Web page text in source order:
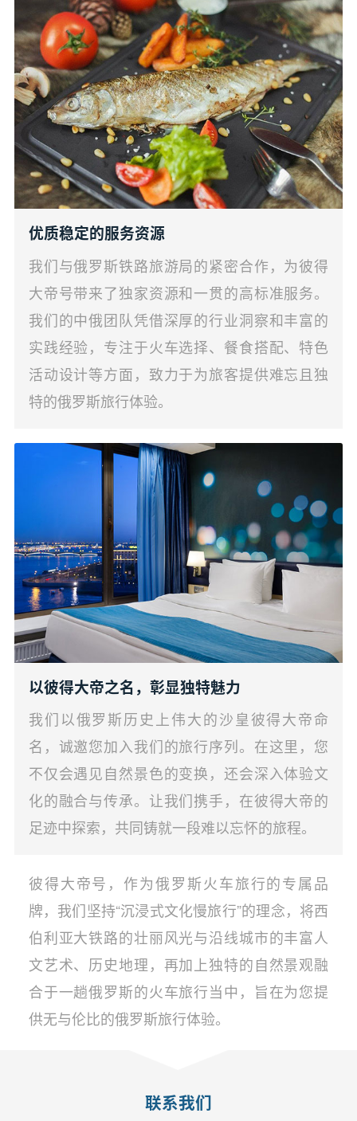
优质稳定的服务资源
我们与俄罗斯铁路旅游局的紧密合作，为彼得
大帝号带来了独家资源和一贯的高标准服务。
我们的中俄团队凭借深厚的行业洞察和丰富的
实践经验，专注于火车选择、餐食搭配、特色
活动设计等方面，致力于为旅客提供难忘且独
特的俄罗斯旅行体验。
以彼得大帝之名，彰显独特魅力
我们以俄罗斯历史上伟大的沙皇彼得大帝命
名，诚邀您加入我们的旅行序列。在这里，您
不仅会遇见自然景色的变换，还会深入体验文
化的融合与传承。让我们携手，在彼得大帝的
足迹中探索，共同铸就一段难以忘怀的旅程。
彼得大帝号，作为俄罗斯火车旅行的专属品
牌，我们坚持“沉浸式文化慢旅行”的理念，将西
伯利亚大铁路的壮丽风光与沿线城市的丰富人
文艺术、历史地理，再加上独特的自然景观融
合于一趟俄罗斯的火车旅行当中，旨在为您提
供无与伦比的俄罗斯旅行体验。
联系我们